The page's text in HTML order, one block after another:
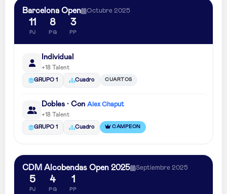
Barcelona Open Octubre 2025
11
PJ
8
PG
3
PP
Individual
+18 Talent
GRUPO 1 Cuadro CUARTOS
Dobles · Con Alex Chaput
+18 Talent
GRUPO 1 Cuadro CAMPEON
CDM Alcobendas Open 2025 Septiembre 2025
5
PJ
4
PG
1
PP